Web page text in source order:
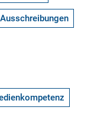
Ausschreibungen